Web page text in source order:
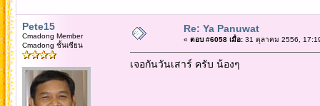
Pete15
Cmadong Member
Cmadong ชั้นเซียน
Re: Ya Panuwat
« ตอบ #6058 เมื่อ:31 ตุลาคม 2556,
เจอกันวันเสาร์ ครับ น้องๆ